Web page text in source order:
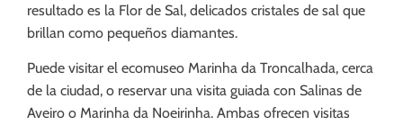
resultado es la Flor de Sal, delicados cristales de sal que
brillan como pequeños diamantes.
Puede visitar el ecomuseo Marinha da Troncalhada, cerca
de la ciudad, o reservar una visita guiada con Salinas de
Aveiro o Marinha da Noeirinha. Ambas ofrecen visitas